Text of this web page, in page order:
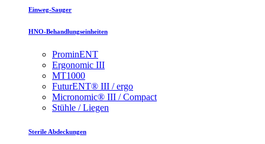
Einweg-Sauger
HNO-Behandlungseinheiten
ProminENT
Ergonomic III
MT1000
FuturENT® III / ergo
Micronomic® III / Compact
Stühle / Liegen
Sterile Abdeckungen